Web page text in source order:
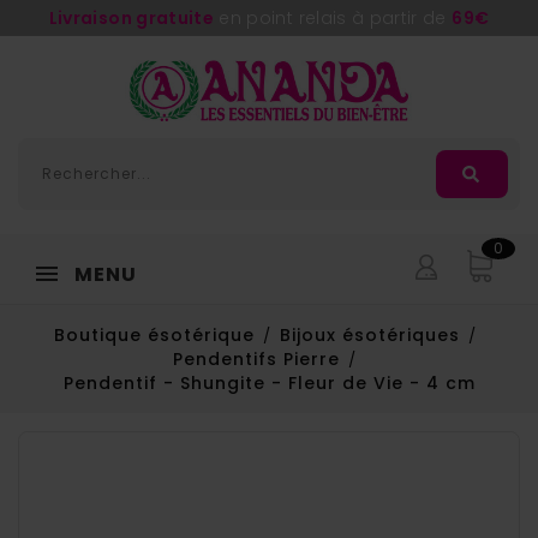
Livraison gratuite 69€
MENU
0
Boutique ésotérique
Bijoux ésotériques
Pendentifs Pierre
Pendentif - Shungite - Fleur de Vie - 4 cm